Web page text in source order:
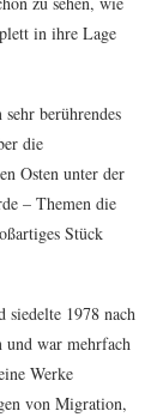
in ihre Lage
berührendes
die
Osten unter der
– Themen die
Stück
siedelte 1978 nach
und war mehrfach
Werke
von Migration,